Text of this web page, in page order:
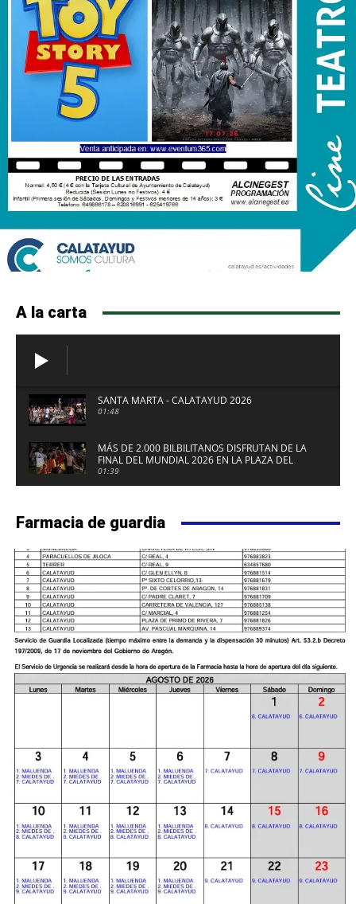
A la carta
SANTA MARTA - CALATAYUD 2026
01:48
MÁS DE 2.000 BILBILITANOS DISFRUTAN DE LA
FINAL DEL MUNDIAL 2026 EN LA PLAZA DEL
FUERTE DE CALATAYUD
01:39
Farmacia de guardia